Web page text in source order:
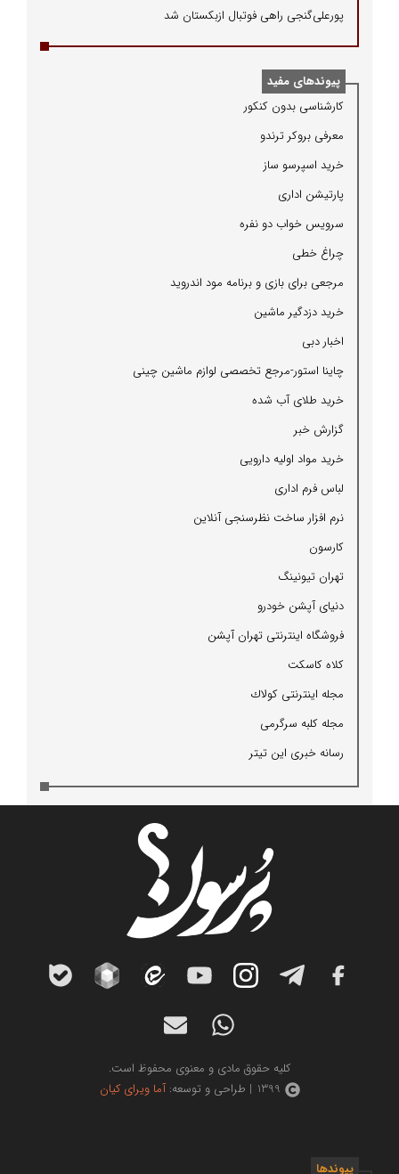
پورعلی‌گنجی راهی فوتبال ازبکستان شد
پیوندهای مفید
كارشناسی بدون كنكور
معرفی بروكر ترندو
خرید اسپرسو ساز
پارتیشن اداری
سرویس خواب دو نفره
چراغ خطی
مرجعی برای بازی و برنامه مود اندروید
خرید دزدگیر ماشین
اخبار دبی
چاینا استور-مرجع تخصصی لوازم ماشین چینی
خرید طلای آب شده
گزارش خبر
خرید مواد اولیه دارویی
لباس فرم اداری
نرم افزار ساخت نظرسنجی آنلاین
كارسون
تهران تیونینگ
دنیای آپشن خودرو
فروشگاه اینترنتی تهران آپشن
كلاه كاسكت
مجله اینترنتی كولاك
مجله كلبه سرگرمی
رسانه خبری این تیتر
کلیه حقوق مادی و معنوی محفوظ است.
1399 | طراحی و توسعه:
آما ویرای کیان
پیوندها